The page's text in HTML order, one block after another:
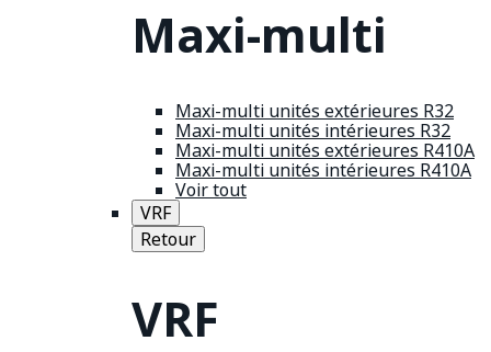
Maxi-multi
Maxi-multi unités extérieures R32
Maxi-multi unités intérieures R32
Maxi-multi unités extérieures R410A
Maxi-multi unités intérieures R410A
Voir tout
VRF
Retour
VRF